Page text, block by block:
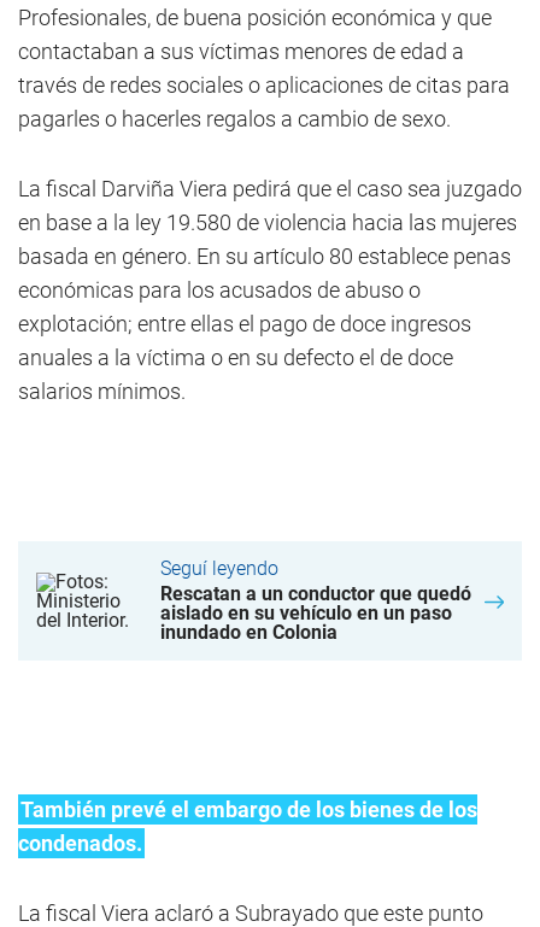
Profesionales, de buena posición económica y que
contactaban a sus víctimas menores de edad a
través de redes sociales o aplicaciones de citas para
pagarles o hacerles regalos a cambio de sexo.
La fiscal Darviña Viera pedirá que el caso sea juzgado
en base a la ley 19.580 de violencia hacia las mujeres
basada en género. En su artículo 80 establece penas
económicas para los acusados de abuso o
explotación; entre ellas el pago de doce ingresos
anuales a la víctima o en su defecto el de doce
salarios mínimos.
Seguí leyendo
Rescatan a un conductor que quedó
aislado en su vehículo en un paso
inundado en Colonia
También prevé el embargo de los bienes de los
condenados.
La fiscal Viera aclaró a Subrayado que este punto